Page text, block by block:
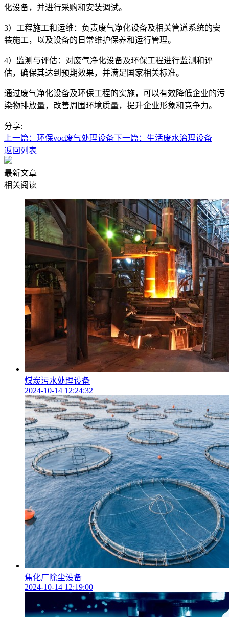
化设备，并进行采购和安装调试。
3）工程施工和运维：负责废气净化设备及相关管道系统的安
装施工，以及设备的日常维护保养和运行管理。
4）监测与评估：对废气净化设备及环保工程进行监测和评
估，确保其达到预期效果，并满足国家相关标准。
通过废气净化设备及环保工程的实施，可以有效降低企业的污
染物排放量，改善周围环境质量，提升企业形象和竞争力。
分享:
上一篇：环保voc废气处理设备下一篇：生活废水治理设备
返回列表
最新文章
相关阅读
煤炭污水处理设备
2024-10-14 12:24:32
焦化厂除尘设备
2024-10-14 12:19:00